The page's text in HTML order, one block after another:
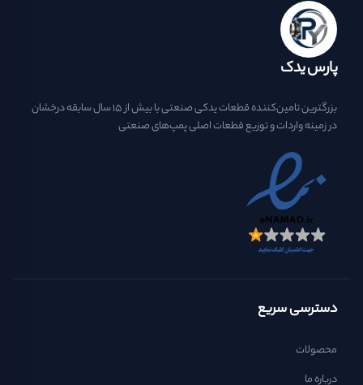
پارس یدک
بزرگترین تامین‌کننده قطعات یدکی صنعتی با بیش از ۱۵ سال سابقه درخشان
در زمینه واردات و توزیع قطعات اصلی پمپ‌های صنعتی
دسترسی سریع
محصولات
درباره ما